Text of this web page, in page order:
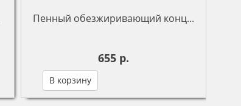
Пенный обезжиривающий конц...
655 р.
В корзину